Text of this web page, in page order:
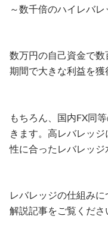
～数千倍のハイレバレ
数万円の自己資金で
期間で大きな利益を獲
もちろん、国内FX同
きます。高レバレッ
性に合ったレバレッジ
レバレッジの仕組み
解説記事をご覧くださ